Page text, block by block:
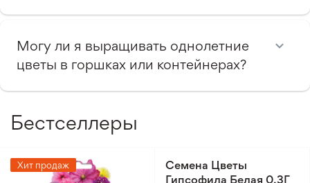
Могу ли я выращивать однолетние
цветы в горшках или контейнерах?
Бестселлеры
Хит продаж
Семена Цветы
Гипсофила Белая 0,3Г